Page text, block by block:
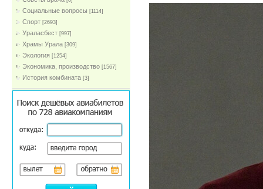
Социальные вопросы [1114]
Спорт [2693]
Ураласбест [997]
Храмы Урала [309]
Экология [1254]
Экономика, производство [1567]
История комбината [3]